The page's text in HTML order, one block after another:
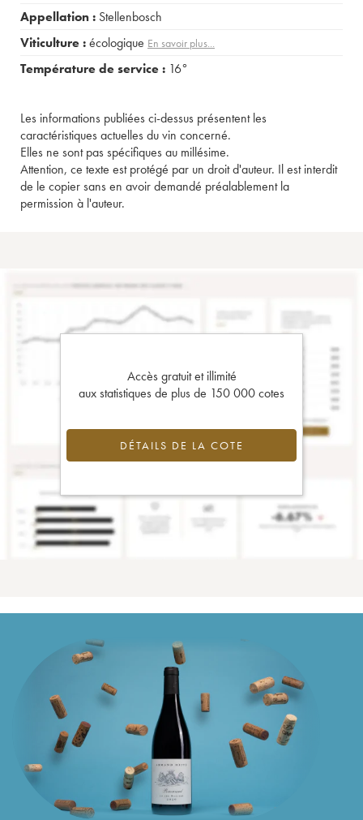
Appellation : Stellenbosch
Viticulture :écologique En savoir plus...
Température de service : 16°
Les informations publiées ci-dessus présentent les
caractéristiques actuelles du vin concerné.
Elles ne sont pas spécifiques au millésime.
Attention, ce texte est protégé par un droit d'auteur. Il est interdit
de le copier sans en avoir demandé préalablement la
permission à l'auteur.
Accès gratuit et illimité
aux statistiques de plus de 150 000 cotes
DÉTAILS DE LA COTE